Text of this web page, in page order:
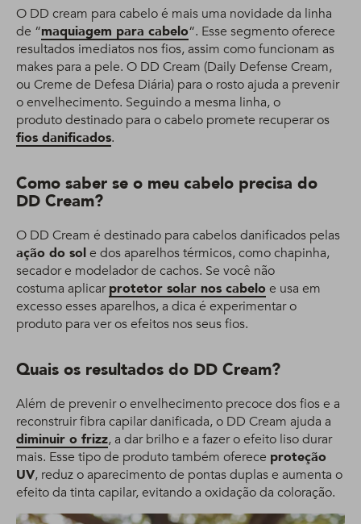
O DD cream para cabelo é mais uma novidade da linha
de “maquiagem para cabelo“. Esse segmento oferece
resultados imediatos nos fios, assim como funcionam as
makes para a pele. O DD Cream (Daily Defense Cream,
ou Creme de Defesa Diária) para o rosto ajuda a prevenir
o envelhecimento. Seguindo a mesma linha, o
produto destinado para o cabelo promete recuperar os
fios danificados.
Como saber se o meu cabelo precisa do
DD Cream?
O DD Cream é destinado para cabelos danificados pelas
ação do sole dos aparelhos térmicos, como chapinha,
secador e modelador de cachos. Se você não
costuma aplicarprotetor solar nos cabelo e usa em
excesso esses aparelhos, a dica é experimentar o
produto para ver os efeitos nos seus fios.
Quais os resultados do DD Cream?
Além de prevenir o envelhecimento precoce dos fios e a
reconstruir fibra capilar danificada, o DD Cream ajuda a
diminuir o frizz, a dar brilho e a fazer o efeito liso durar
mais. Esse tipo de produto também oferece proteção
UV, reduz o aparecimento de pontas duplas e aumenta o
efeito da tinta capilar, evitando a oxidação da coloração.